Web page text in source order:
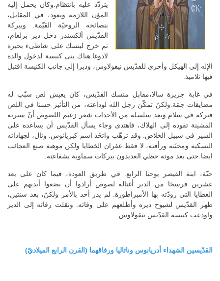
يتردّد عليه بانتظام.وكان يحمل إليه
المؤن اللازمة ويعود، في المقابل،
بنصائحه الروحيّة القيّمة. وببركة
القدّيس ألكسندر دخل دير برلعام،
ثم خرج لينسك على شاطىء بحيرة
لادوغا.هناك بنى كنيسة لدخول والدة
الإله إلى الهيكل وأخرى للقدّيس نيقولاوس، وديرا إلى جانب الكنيسة اقتبل
فيها تلاميذ.
في غابة جزيرة سالا،مقابل منسك القدّيس، كان يعيش لص سبّب له
مضايقات جمّة.ولكنّ تمكّن رجل الله لوداعته، من التأثير حسنا في اللص
فتركه في سلام.وبعد سلسلة من الأحداث شعر زعيم اللصوص أنّ سيرته
المشينة تقوده إلى الهلاك، فاهتدى وجاء يسأل القدّيس أن يساعده على
السير في سبيل الخلاص. وقد ترهّب واتخّذ اسم كبريانوس. ونال، لجهاداته
النسكية ومحبّته ورأفته، لا فقط غفران الخطايا ولكن موهبة صنع العجائب
ايضا.حتى بعد موته حظي العديدون ببركات سماوية بشفاعته.
حنّة، ابنة القيصر يوحنا الرابع. في طريق العودة، فيما كان على بعد
عشرين فرسخا من الدير أغتاله لصوص أرادوا أن يضعوا أيديهم على
العطايا التي زودّته بها الأمبراطورة. لم يدر أحد بالأمر ولكنّ، بعد سنتين،
ظهر القدّيس لشيوخ ديره وأطلعهم على وفاته. ونقلت رفاته إلى الدير
واودعت كنيسة القدّيس نيقولاوس.
القدّيسين الشهداء أدريانوس وناتاليا ورفاقهما (القرن الرابع الميلاديّ)